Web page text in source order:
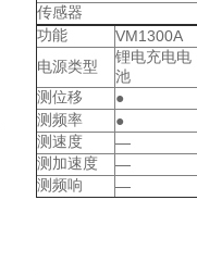
传感器
功能
VM1300A
电源类型
锂电充电电
池
测位移
●
测频率
●
测速度
—
测加速度
—
测频响
—